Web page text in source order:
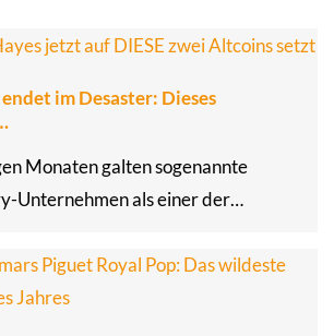
im Desaster: Dieses
Monaten galten sogenannte
Unternehmen als einer der…